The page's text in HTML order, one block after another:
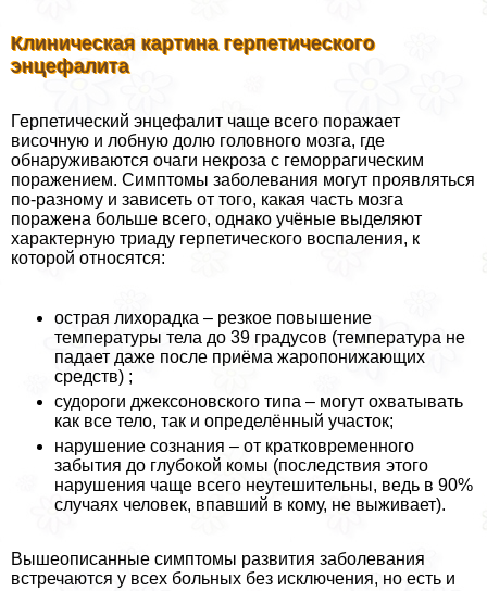
Клиническая картина герпетического
энцефалита
Герпетический энцефалит чаще всего поражает
височную и лобную долю головного мозга, где
обнаруживаются очаги некроза с геморрагическим
поражением. Симптомы заболевания могут проявляться
по-разному и зависеть от того, какая часть мозга
поражена больше всего, однако учёные выделяют
хаpaктерную триаду герпетического воспаления, к
которой относятся:
острая лихорадка – резкое повышение
температуры тела до 39 градусов (температура не
падает даже после приёма жаропонижающих
средств) ;
судороги джексоновского типа – могут охватывать
как все тело, так и определённый участок;
нарушение сознания – от кратковременного
забытия до глубокой комы (последствия этого
нарушения чаще всего неутешительны, ведь в 90%
случаях человек, впавший в кому, не выживает).
Вышеописанные симптомы развития заболевания
встречаются у всех больных без исключения, но есть и